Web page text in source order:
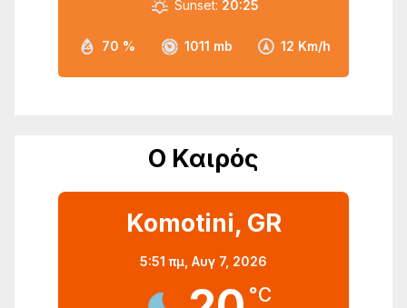
70 % 1011 mb 12 Km/h
Sunset: 20:25
Ο Καιρός
Komotini, GR
5:51 πμ, Αυγ 7, 2026
°C